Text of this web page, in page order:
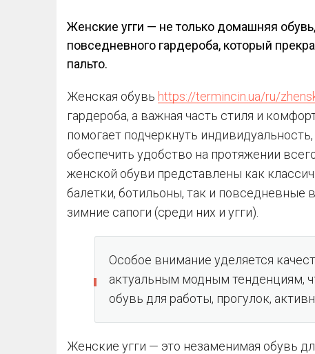
Женские угги — не только домашняя
повседневного гардероба, который
пальто.
Женская обувь https://termincin.ua/ru/
гардероба, а важная часть стиля и
помогает подчеркнуть
обеспечить удобство на протяжении
женской обуви представлены как
балетки, ботильоны, так и повседневные
зимние сапоги (среди них и угги).
Особое внимание уделяется
актуальным модным тенденциям,
обувь для работы, прогулок,
Женские угги — это незаменимая обувь